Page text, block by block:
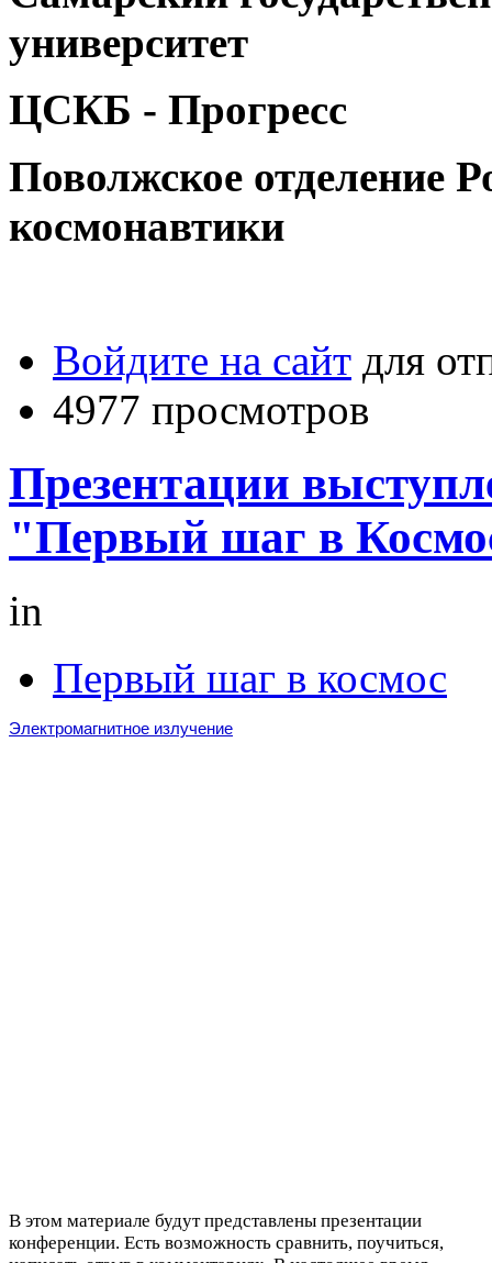
университет
ЦСКБ - Прогресс
Поволжское отделение
космонавтики
Войдите на сайт для
4977 просмотров
Презентации
"Первый шаг в
in
Первый шаг в космос
Электромагнитное излучение
В этом материале будут представлены презентации
конференции. Есть возможность сравнить, поучиться,